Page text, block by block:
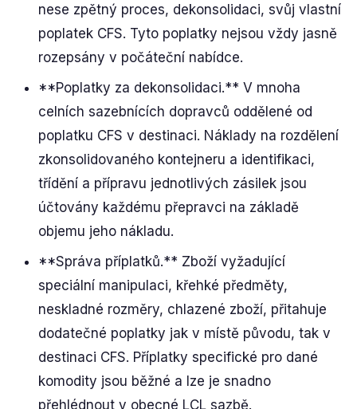
nese zpětný proces, dekonsolidaci, svůj vlastní
poplatek CFS. Tyto poplatky nejsou vždy jasně
rozepsány v počáteční nabídce.
**Poplatky za dekonsolidaci.** V mnoha
celních sazebnících dopravců oddělené od
poplatku CFS v destinaci. Náklady na rozdělení
zkonsolidovaného kontejneru a identifikaci,
třídění a přípravu jednotlivých zásilek jsou
účtovány každému přepravci na základě
objemu jeho nákladu.
**Správa příplatků.** Zboží vyžadující
speciální manipulaci, křehké předměty,
neskladné rozměry, chlazené zboží, přitahuje
dodatečné poplatky jak v místě původu, tak v
destinaci CFS. Příplatky specifické pro dané
komodity jsou běžné a lze je snadno
přehlédnout v obecné LCL sazbě.